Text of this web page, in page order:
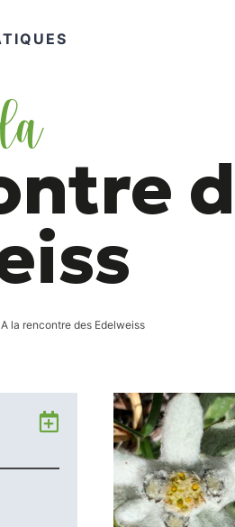
A la rencontre des Edelweiss
Ajouter
mon
Agenda
Google